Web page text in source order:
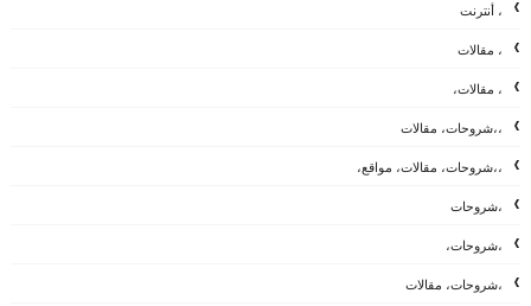
، أنترنت
، مقالات
، مقالات،
،،شروحات، مقالات
،،شروحات، مقالات، مواقع،
،شروحات
،شروحات،
،شروحات، مقالات